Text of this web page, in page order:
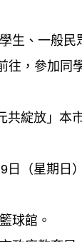
生、一般民
往，參加同
共綻放」本
日（星期日
球館。